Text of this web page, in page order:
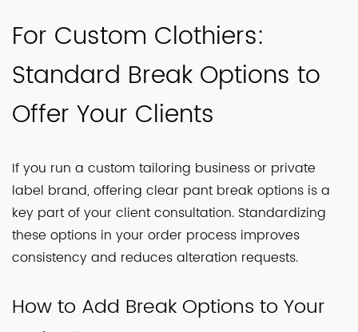
For Custom Clothiers:
Standard Break Options to
Offer Your Clients
If you run a custom tailoring business or private
label brand, offering clear pant break options is a
key part of your client consultation. Standardizing
these options in your order process improves
consistency and reduces alteration requests.
How to Add Break Options to Your